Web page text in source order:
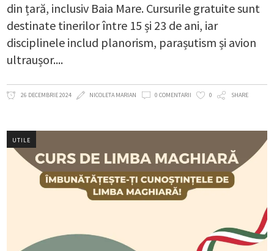
din țară, inclusiv Baia Mare. Cursurile gratuite sunt
destinate tinerilor între 15 și 23 de ani, iar
disciplinele includ planorism, parașutism și avion
ultraușor.
26 DECEMBRIE 2024 NICOLETA MARIAN 0 COMENTARII 0 SHARE
UTILE